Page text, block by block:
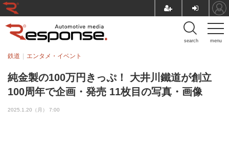
menu
search
純金製の100万円きっぷ！ 大井川鐵道が創立
100周年で企画・発売 11枚目の写真・画像
鉄道 エンタメ・イベント
2025.1.20（月） 7:00